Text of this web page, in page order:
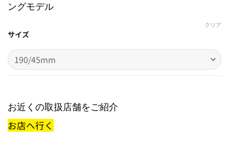
ングモデル
サイズ
クリア
お近くの取扱店舗をご紹介
お店へ行く